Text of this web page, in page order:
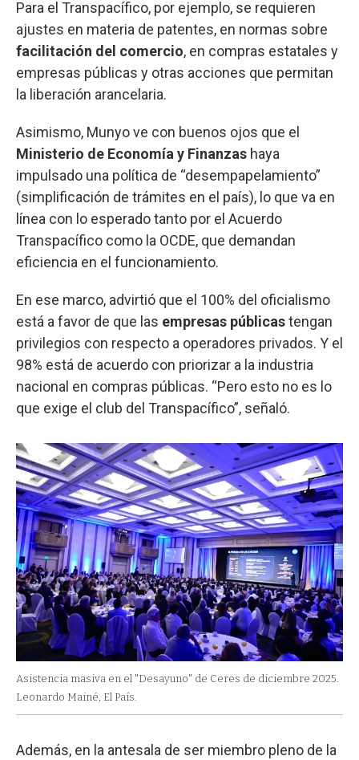
Para el Transpacífico, por ejemplo, se requieren
ajustes en materia de patentes, en normas sobre
facilitación del comercio, en compras estatales y
empresas públicas y otras acciones que permitan
la liberación arancelaria.
Asimismo, Munyo ve con buenos ojos que el
Ministerio de Economía y Finanzas haya
impulsado una política de “desempapelamiento”
(simplificación de trámites en el país), lo que va en
línea con lo esperado tanto por el Acuerdo
Transpacífico como la OCDE, que demandan
eficiencia en el funcionamiento.
En ese marco, advirtió que el 100% del oficialismo
está a favor de que las empresas públicastengan
privilegios con respecto a operadores privados. Y el
98% está de acuerdo con priorizar a la industria
nacional en compras públicas. “Pero esto no es lo
que exige el club del Transpacífico”, señaló.
Asistencia masiva en el "Desayuno" de Ceres de diciembre 2025.
Leonardo Mainé, El País.
Además, en la antesala de ser miembro pleno de la